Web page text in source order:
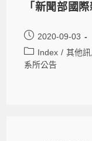
「新聞部國
2020-09-03
Index / 其他訊
系所公告